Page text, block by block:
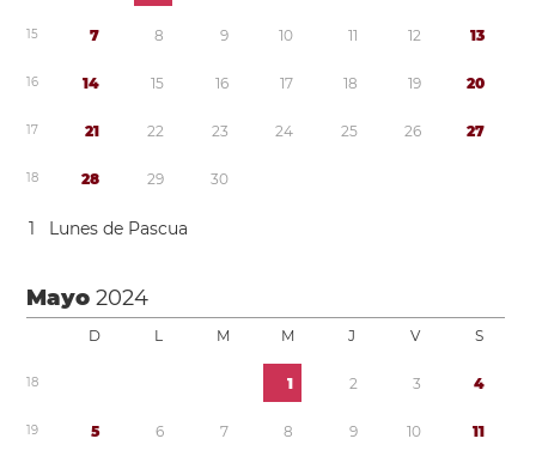
15 7 8 9 10 11 12 13
16 14 15 16 17 18 19 20
17 21 22 23 24 25 26 27
18 28 29 30
1 Lunes de Pascua
Mayo2024
D L M M J V S
18 1 2 3 4
19 5 6 7 8 9 10 11